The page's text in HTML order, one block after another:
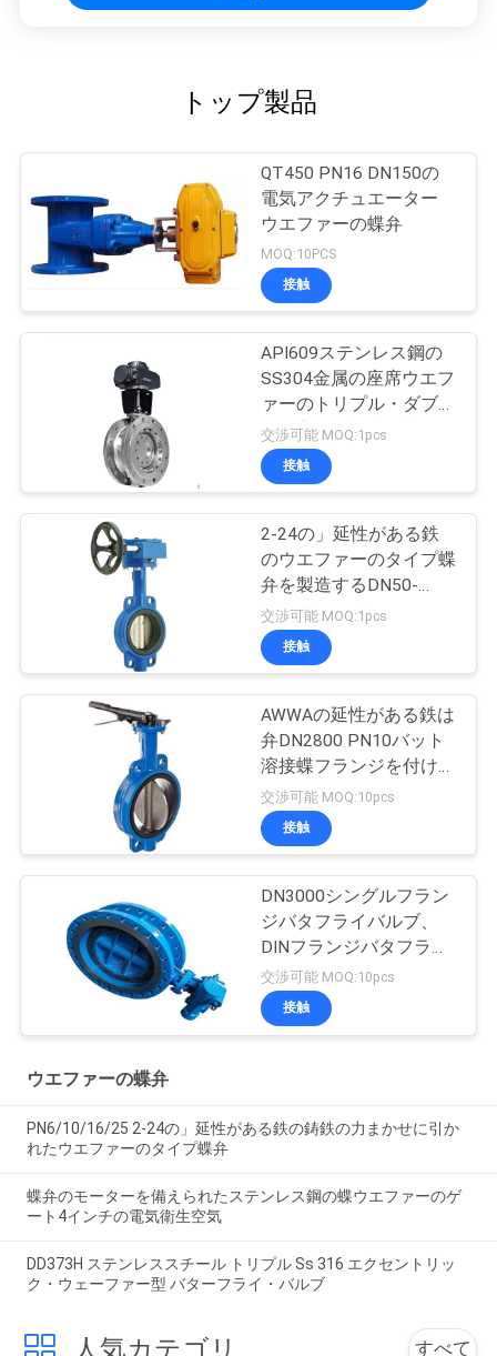
トップ製品
QT450 PN16 DN150の
電気アクチュエーター
ウエファーの蝶弁
MOQ:10PCS
接触
API609ステンレス鋼の
SS304金属の座席ウエフ
ァーのトリプル・ダブル
は風変りな蝶弁を相殺し
た
交渉可能 MOQ:1pcs
接触
2-24の」延性がある鉄
のウエファーのタイプ蝶
弁を製造するDN50-
DN600 OEM弁
交渉可能 MOQ:1pcs
接触
AWWAの延性がある鉄は
弁DN2800 PN10バット
溶接蝶フランジを付けた
ようになった
交渉可能 MOQ:10pcs
接触
DN3000シングルフラン
ジバタフライバルブ、
DINフランジバタフライ
バルブ、15.2MPaダクタ
イル鋳鉄バタフライバル
ブ
交渉可能 MOQ:10pcs
接触
ウエファーの蝶弁
PN6/10/16/25 2-24の」延性がある鉄の鋳鉄の力まかせに引か
れたウエファーのタイプ蝶弁
蝶弁のモーターを備えられたステンレス鋼の蝶ウエファーのゲ
ート4インチの電気衛生空気
DD373H ステンレススチール トリプル Ss 316 エクセントリッ
ク・ウェーファー型 バターフライ・バルブ
人気カテゴリ すべて